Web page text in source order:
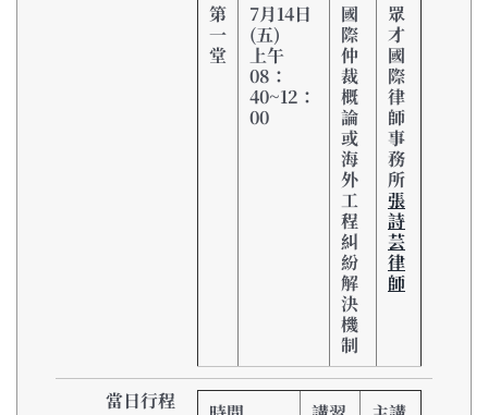
第
一
堂
7月14日
(五)
上午
08：
40~12：
00
國
際
仲
裁
概
論
或
海
外
工
程
糾
紛
解
決
機
制
眾
才
國
際
律
師
事
務
所
張
詩
芸
律
師
當日行程